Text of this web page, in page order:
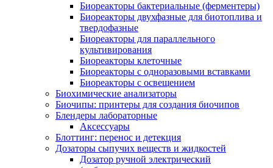
Биореакторы бактериальные (ферментеры)
Биореакторы двухфазные для биотоплива и
твердофазные
Биореакторы для параллельного
культивирования
Биореакторы клеточные
Биореакторы с одноразовыми вставками
Биореакторы с освещением
Биохимические анализаторы
Биочипы: принтеры для создания биочипов
Блендеры лабораторные
Аксессуары
Блоттинг: перенос и детекция
Дозаторы сыпучих веществ и жидкостей
Дозатор ручной электрический